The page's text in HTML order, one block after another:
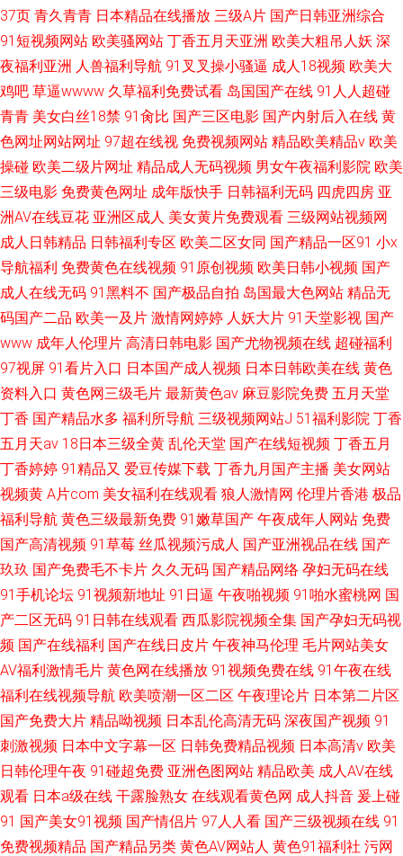
37页 青久青青 日本精品在线播放 三级A片 国产日韩亚洲综合
91短视频网站 欧美骚网站 丁香五月天亚洲 欧美大粗吊人妖 深
夜福利亚洲 人兽福利导航 91叉叉操小骚逼 成人18视频 欧美大
鸡吧 草逼wwww 久草福利免费试看 岛国国产在线 91人人超碰
青青 美女白丝18禁 91肏比 国产三区电影 国产内射后入在线 黄
色网址网站网址 97超在线视 免费视频网站 精品欧美精品v 欧美
操碰 欧美二级片网址 精品成人无码视频 男女午夜福利影院 欧美
三级电影 免费黄色网址 成年版快手 日韩福利无码 四虎四房 亚
洲AV在线豆花 亚洲区成人 美女黄片免费观看 三级网站视频网
成人日韩精品 日韩福利专区 欧美二区女同 国产精品一区91 小x
导航福利 免费黄色在线视频 91原创视频 欧美日韩小视频 国产
成人在线无码 91黑料不 国产极品自拍 岛国最大色网站 精品无
码国产二品 欧美一及片 激情网婷婷 人妖大片 91天堂影视 国产
www 成年人伦理片 高清日韩电影 国产尤物视频在线 超碰福利
97视屏 91看片入口 日本国产成人视频 日本日韩欧美在线 黄色
资料入口 黄色网三级毛片 最新黄色av 麻豆影院免费 五月天堂
丁香 国产精品水多 福利所导航 三级视频网站J 51福利影院 丁香
五月天av 18日本三级全黄 乱伦天堂 国产在线短视频 丁香五月
丁香婷婷 91精品又 爱豆传媒下载 丁香九月国产主播 美女网站
视频黄 A片com 美女福利在线观看 狼人激情网 伦理片香港 极品
福利导航 黄色三级最新免费 91嫩草国产 午夜成年人网站 免费
国产高清视频 91草莓 丝瓜视频污成人 国产亚洲视品在线 国产
玖玖 国产免费毛不卡片 久久无码 国产精品网络 孕妇无码在线
91手机论坛 91视频新地址 91日逼 午夜啪视频 91啪水蜜桃网 国
产二区无码 91日韩在线观看 西瓜影院视频全集 国产孕妇无码视
频 国产在线福利 国产在线日皮片 午夜神马伦理 毛片网站美女
AV福利激情毛片 黄色网在线播放 91视频免费在线 91午夜在线
福利在线视频导航 欧美喷潮一区二区 午夜理论片 日本第二片区
国产免费大片 精品呦视频 日本乱伦高清无码 深夜国产视频 91
刺激视频 日本中文字幕一区 日韩免费精品视频 日本高清v 欧美
日韩伦理午夜 91碰超免费 亚洲色图网站 精品欧美 成人AV在线
观看 日本a级在线 干露脸熟女 在线观看黄色网 成人抖音 爰上碰
91 国产美女91视频 国产情侣片 97人人看 国产三级视频在线 91
免费视频精品 国产精品另类 黄色AV网站人 黄色91福利社 污网